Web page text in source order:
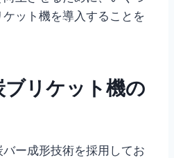
ット機を導入することを
リケット機の
ー成形技術を採用してお